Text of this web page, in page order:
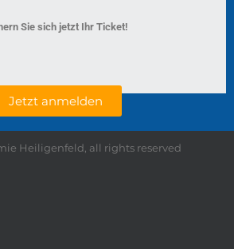
Sie sich jetzt Ihr Ticket!
Jetzt anmelden
Heiligenfeld, all rights reserved